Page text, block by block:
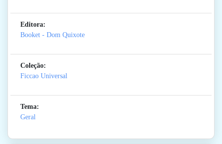
Editora:
Booket - Dom Quixote
Coleção:
Ficcao Universal
Tema:
Geral